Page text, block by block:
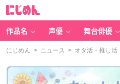
作品名 声優 舞台俳優
にじめん > ニュース > オタ活・推し活